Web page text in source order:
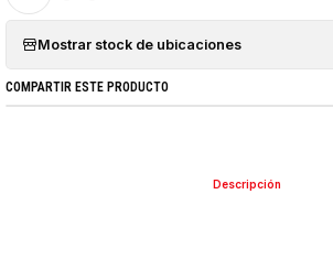
Mostrar stock de ubicaciones
COMPARTIR ESTE PRODUCTO
Descripción